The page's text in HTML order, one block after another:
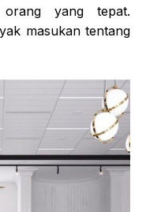
orang yang tepat.
masukan tentang